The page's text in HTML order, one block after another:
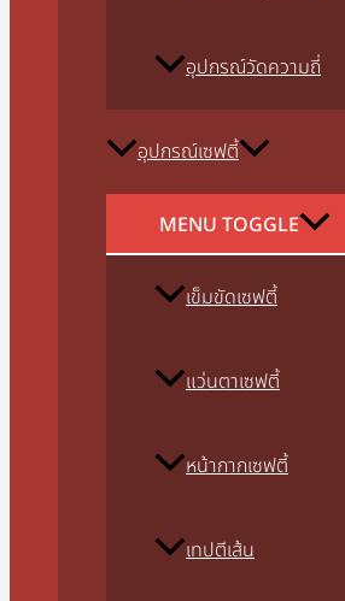
อุปกรณ์วัดความถี่
อุปกรณ์เซฟตี้
MENU TOGGLE
เข็มขัดเซฟตี้
แว่นตาเซฟตี้
หน้ากากเซฟตี้
เทปตีเส้น